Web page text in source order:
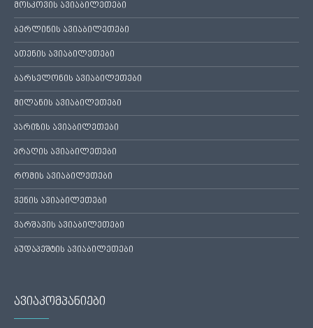
მოსკოვის ავიაბილეთები
ბერლინის ავიაბილეთები
ათენის ავიაბილეთები
ბარსელონის ავიაბილეთები
მილანის ავიაბილეთები
პარიზის ავიაბილეთები
პრაღის ავიაბილეთები
რომის ავიაბილეთები
ვენის ავიაბილეთები
ვარშავის ავიაბილეთები
ბუდაპეშტის ავიაბილეთები
ავიაკომპანიები